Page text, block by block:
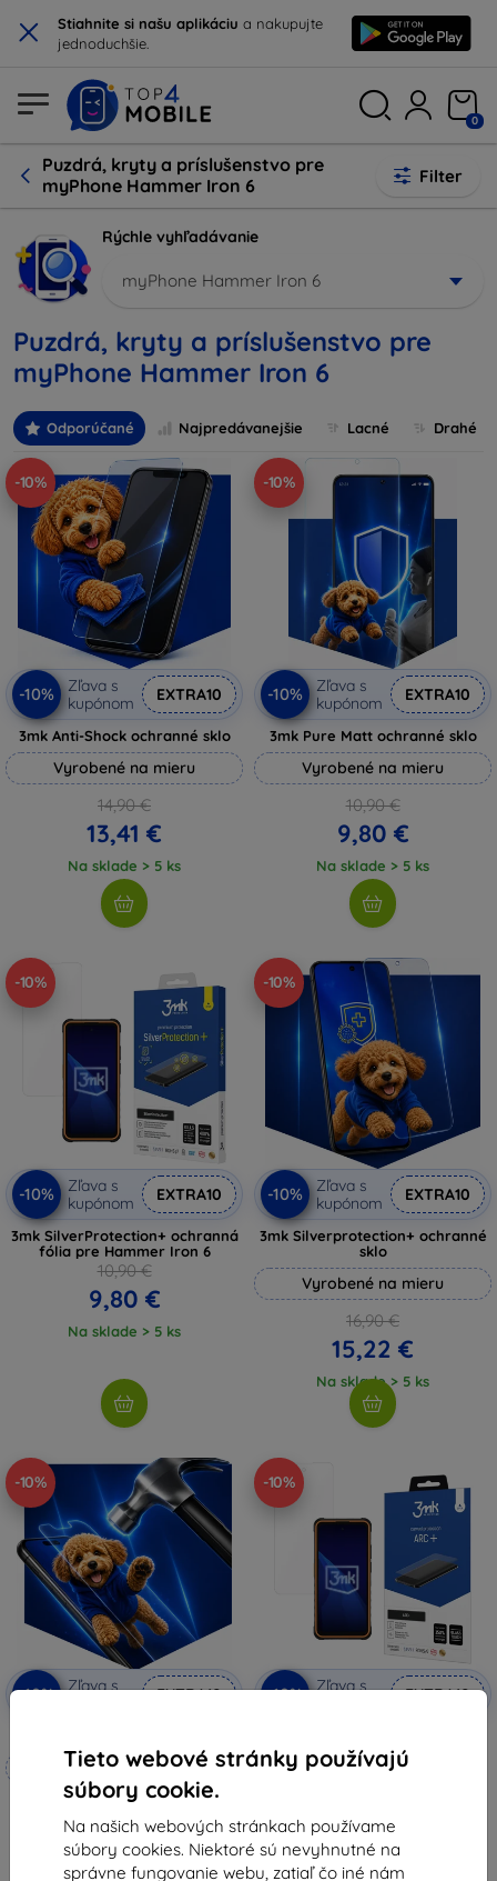
× Stiahnite si našu aplikáciu a nakupujte
jednoduchšie.
Tieto webové stránky používajú
súbory cookie.
Na našich webových stránkach používame
súbory cookies. Niektoré sú nevyhnutné na
správne fungovanie webu, zatiaľ čo iné nám
0
Puzdrá, kryty a príslušenstvo pre
myPhone Hammer Iron 6
Filter
Rýchle vyhľadávanie
myPhone Hammer Iron 6
Puzdrá, kryty a príslušenstvo pre
myPhone Hammer Iron 6
Odporúčané Najpredávanejšie Lacné Drahé
-10%
-10%
Zľava s
kupónom
EXTRA10
3mk Anti-Shock ochranné sklo
Vyrobené na mieru
14,90 €
13,41 €
Na sklade > 5 ks
-10%
-10%
Zľava s
kupónom
EXTRA10
3mk Pure Matt ochranné sklo
Vyrobené na mieru
10,90 €
9,80 €
Na sklade > 5 ks
-10%
-10%
Zľava s
kupónom
EXTRA10
3mk SilverProtection+ ochranná
fólia pre Hammer Iron 6
10,90 €
9,80 €
Na sklade > 5 ks
-10%
-10%
Zľava s
kupónom
EXTRA10
3mk Silverprotection+ ochranné
sklo
Vyrobené na mieru
16,90 €
15,22 €
Na sklade > 5 ks
-10%
-10%
Zľava s
EXTRA10
Vyrobené na mieru
17,90 €
16,11 €
Na sklade 3 ks
-10%
-10%
Zľava s
EXTRA10
Hammer Iron 6
9,90 €
Na sklade 5 ks